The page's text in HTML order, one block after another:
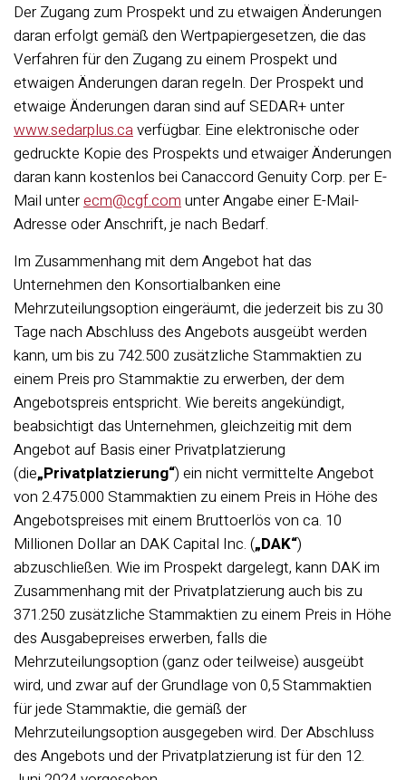
Der Zugang zum Prospekt und zu etwaigen Änderungen
daran erfolgt gemäß den Wertpapiergesetzen, die das
Verfahren für den Zugang zu einem Prospekt und
etwaigen Änderungen daran regeln. Der Prospekt und
etwaige Änderungen daran sind auf SEDAR+ unter
www.sedarplus.caverfügbar. Eine elektronische oder
gedruckte Kopie des Prospekts und etwaiger Änderungen
daran kann kostenlos bei Canaccord Genuity Corp. per E-
Mail unterecm@cgf.comunter Angabe einer E-Mail-
Adresse oder Anschrift, je nach Bedarf.
Im Zusammenhang mit dem Angebot hat das
Unternehmen den Konsortialbanken eine
Mehrzuteilungsoption eingeräumt, die jederzeit bis zu 30
Tage nach Abschluss des Angebots ausgeübt werden
kann, um bis zu 742.500 zusätzliche Stammaktien zu
einem Preis pro Stammaktie zu erwerben, der dem
Angebotspreis entspricht. Wie bereits angekündigt,
beabsichtigt das Unternehmen, gleichzeitig mit dem
Angebot auf Basis einer Privatplatzierung
(die„Privatplatzierung“) ein nicht vermittelte Angebot
von 2.475.000 Stammaktien zu einem Preis in Höhe des
Angebotspreises mit einem Bruttoerlös von ca. 10
Millionen Dollar an DAK Capital Inc. („DAK“)
abzuschließen. Wie im Prospekt dargelegt, kann DAK im
Zusammenhang mit der Privatplatzierung auch bis zu
371.250 zusätzliche Stammaktien zu einem Preis in Höhe
des Ausgabepreises erwerben, falls die
Mehrzuteilungsoption (ganz oder teilweise) ausgeübt
wird, und zwar auf der Grundlage von 0,5 Stammaktien
für jede Stammaktie, die gemäß der
Mehrzuteilungsoption ausgegeben wird. Der Abschluss
des Angebots und der Privatplatzierung ist für den 12.